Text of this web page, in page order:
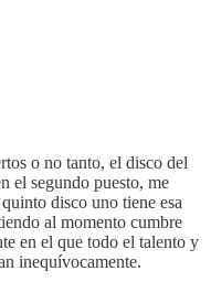
o no tanto, el disco del
el segundo puesto, me
disco uno tiene esa
al momento cumbre
en el que todo el talento y
inequívocamente.